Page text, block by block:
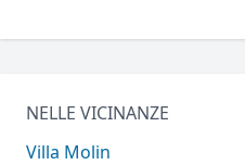
NELLE VICINANZE
Villa Molin